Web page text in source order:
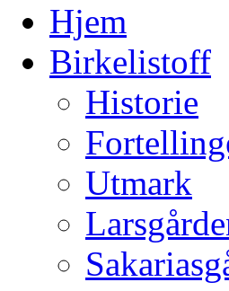
Hjem
Birkelistoff
Historie
Utmark